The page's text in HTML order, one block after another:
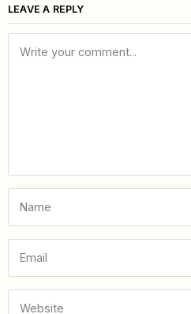
LEAVE A REPLY